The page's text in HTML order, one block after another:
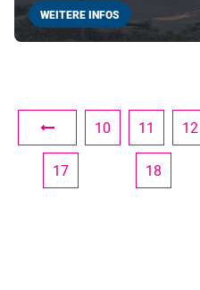
WEITERE INFOS
10 11 12
17 18